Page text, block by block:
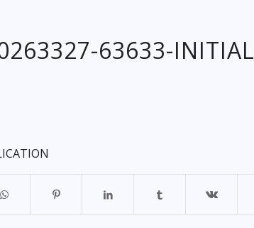
63633-INITIAL